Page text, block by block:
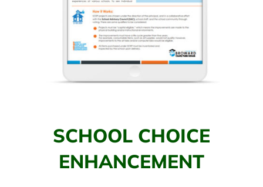
SCHOOL CHOICE
ENHANCEMENT